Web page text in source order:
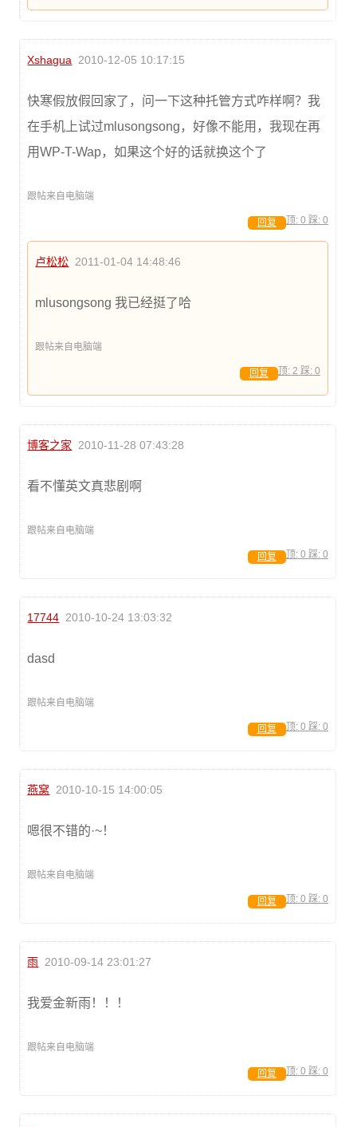
Xshagua 2010-12-05 10:17:15
快寒假放假回家了，问一下这种托管方式咋样啊？我
在手机上试过mlusongsong，好像不能用，我现在再
用WP-T-Wap，如果这个好的话就换这个了
跟帖来自电脑端
顶: 0 踩: 0
回复
卢松松 2011-01-04 14:48:46
mlusongsong 我已经挺了哈
跟帖来自电脑端
顶: 2 踩: 0
回复
博客之家 2010-11-28 07:43:28
看不懂英文真悲剧啊
跟帖来自电脑端
顶: 0 踩: 0
回复
17744 2010-10-24 13:03:32
dasd
跟帖来自电脑端
顶: 0 踩: 0
回复
燕窝 2010-10-15 14:00:05
嗯很不错的·~！
跟帖来自电脑端
顶: 0 踩: 0
回复
雨 2010-09-14 23:01:27
我爱金新雨！！！
跟帖来自电脑端
顶: 0 踩: 0
回复